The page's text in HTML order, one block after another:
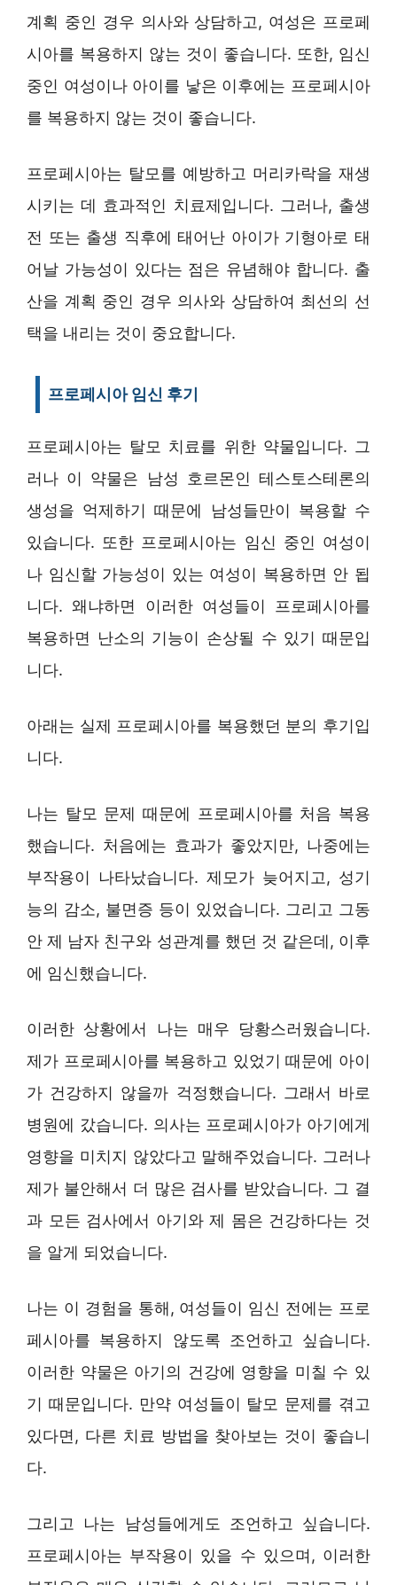
계획 중인 경우 의사와 상담하고, 여성은 프로페
시아를 복용하지 않는 것이 좋습니다. 또한, 임신
중인 여성이나 아이를 낳은 이후에는 프로페시아
를 복용하지 않는 것이 좋습니다.
프로페시아는 탈모를 예방하고 머리카락을 재생
시키는 데 효과적인 치료제입니다. 그러나, 출생
전 또는 출생 직후에 태어난 아이가 기형아로 태
어날 가능성이 있다는 점은 유념해야 합니다. 출
산을 계획 중인 경우 의사와 상담하여 최선의 선
택을 내리는 것이 중요합니다.
프로페시아 임신 후기
프로페시아는 탈모 치료를 위한 약물입니다. 그
러나 이 약물은 남성 호르몬인 테스토스테론의
생성을 억제하기 때문에 남성들만이 복용할 수
있습니다. 또한 프로페시아는 임신 중인 여성이
나 임신할 가능성이 있는 여성이 복용하면 안 됩
니다. 왜냐하면 이러한 여성들이 프로페시아를
복용하면 난소의 기능이 손상될 수 있기 때문입
니다.
아래는 실제 프로페시아를 복용했던 분의 후기입
니다.
나는 탈모 문제 때문에 프로페시아를 처음 복용
했습니다. 처음에는 효과가 좋았지만, 나중에는
부작용이 나타났습니다. 제모가 늦어지고, 성기
능의 감소, 불면증 등이 있었습니다. 그리고 그동
안 제 남자 친구와 성관계를 했던 것 같은데, 이후
에 임신했습니다.
이러한 상황에서 나는 매우 당황스러웠습니다.
제가 프로페시아를 복용하고 있었기 때문에 아이
가 건강하지 않을까 걱정했습니다. 그래서 바로
병원에 갔습니다. 의사는 프로페시아가 아기에게
영향을 미치지 않았다고 말해주었습니다. 그러나
제가 불안해서 더 많은 검사를 받았습니다. 그 결
과 모든 검사에서 아기와 제 몸은 건강하다는 것
을 알게 되었습니다.
나는 이 경험을 통해, 여성들이 임신 전에는 프로
페시아를 복용하지 않도록 조언하고 싶습니다.
이러한 약물은 아기의 건강에 영향을 미칠 수 있
기 때문입니다. 만약 여성들이 탈모 문제를 겪고
있다면, 다른 치료 방법을 찾아보는 것이 좋습니
다.
그리고 나는 남성들에게도 조언하고 싶습니다.
프로페시아는 부작용이 있을 수 있으며, 이러한